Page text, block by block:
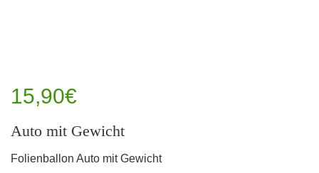
15,90€
Auto mit Gewicht
Folienballon Auto mit Gewicht